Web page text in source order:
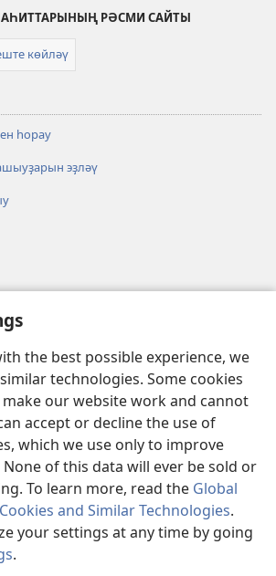
the best possible experience, we
technologies. Some cookies
our website work and cannot
accept or decline the use of
which we use only to improve
of this data will ever be sold or
To learn more, read the Global
and Similar Technologies.
your settings at any time by going
.
РӘСМИ САЙТЫ
көйләү
һорау
эҙләү
ОНЛАЙН КИТАПХАНАҺЫ
Tower Bible and Tract Society of Pennsylvania.